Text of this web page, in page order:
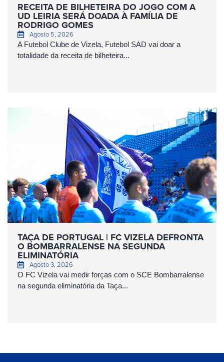
RECEITA DE BILHETEIRA DO JOGO COM A
UD LEIRIA SERÁ DOADA À FAMÍLIA DE
RODRIGO GOMES
Agosto 5, 2026
A Futebol Clube de Vizela, Futebol SAD vai doar a
totalidade da receita de bilheteira...
TAÇA DE PORTUGAL | FC VIZELA DEFRONTA
O BOMBARRALENSE NA SEGUNDA
ELIMINATÓRIA
Agosto 3, 2026
O FC Vizela vai medir forças com o SCE Bombarralense
na segunda eliminatória da Taça...